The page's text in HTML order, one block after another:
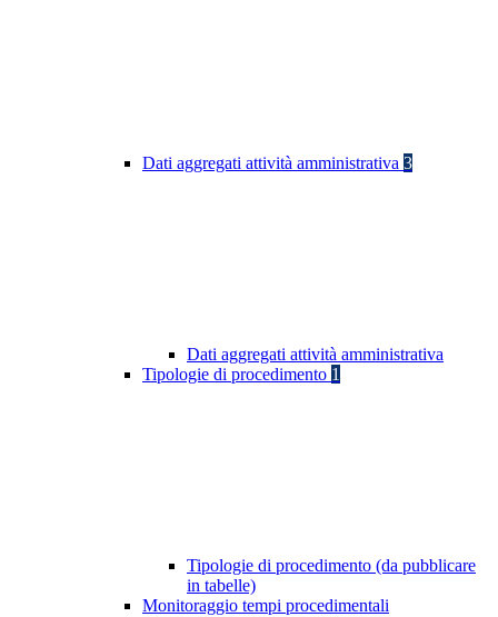
Dati aggregati attività amministrativa 3
Dati aggregati attività amministrativa
Tipologie di procedimento 1
Tipologie di procedimento (da pubblicare
in tabelle)
Monitoraggio tempi procedimentali